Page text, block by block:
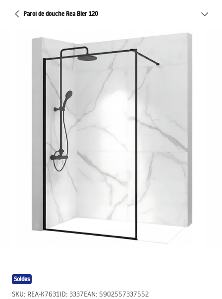
Paroi de douche Rea Bler 120
Soldes
SKU: REA-K7631ID: 3337EAN: 5902557337552